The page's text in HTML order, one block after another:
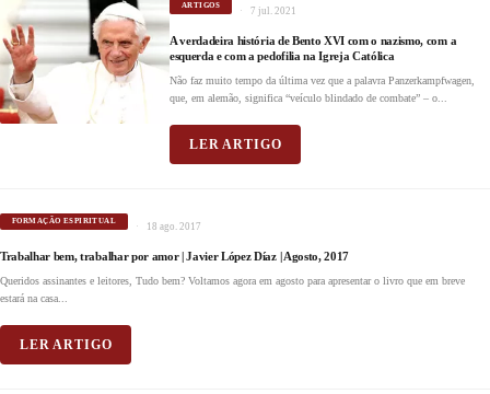
ARTIGOS 7 jul. 2021
A verdadeira história de Bento XVI com o nazismo, com a
esquerda e com a pedofilia na Igreja Católica
Não faz muito tempo da última vez que a palavra Panzerkampfwagen,
que, em alemão, significa “veículo blindado de combate” – o...
LER ARTIGO
FORMAÇÃO ESPIRITUAL 18 ago. 2017
Trabalhar bem, trabalhar por amor | Javier López Díaz | Agosto, 2017
Queridos assinantes e leitores, Tudo bem? Voltamos agora em agosto para apresentar o livro que em breve
estará na casa...
LER ARTIGO